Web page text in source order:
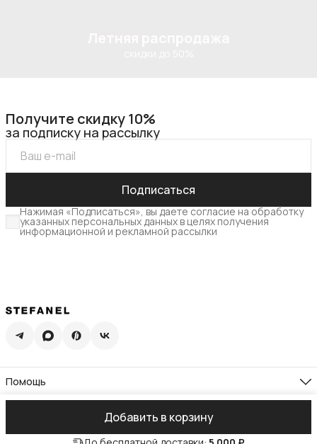
Добавить в корзину
Получите скидку 10%
за подписку на рассылку
Подписаться
Нажимая «Подписаться», вы даете согласие на обработку
указанных персональных данных в целях получения
информационной и рекламной рассылки
Помощь
Доставка
Подарочная карта